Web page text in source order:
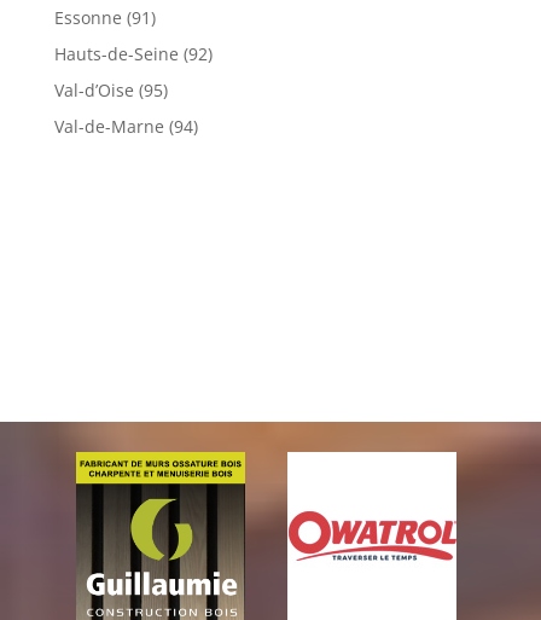
Essonne (91)
Hauts-de-Seine (92)
Val-d’Oise (95)
Val-de-Marne (94)